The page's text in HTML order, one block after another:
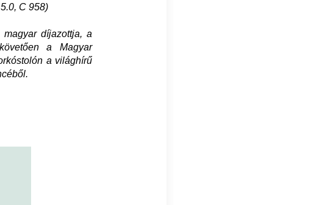
C 958)
díjazottja, a
a Magyar
a világhírű